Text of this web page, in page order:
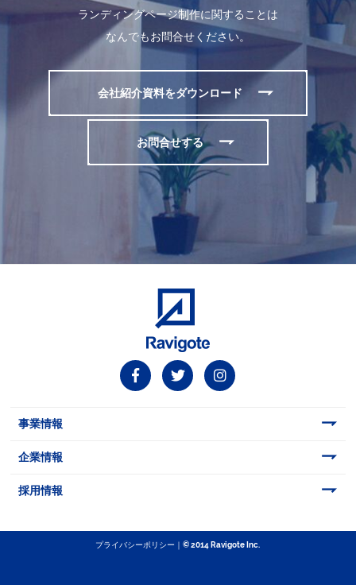
ランディングページ制作に関することは
なんでもお問合せください。
会社紹介資料をダウンロード
お問合せする
事業情報
企業情報
採用情報
プライバシーポリシー ｜©︎ 2014 Ravigote Inc.